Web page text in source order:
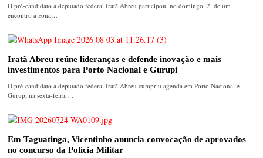
O pré-candidato a deputado federal Iratã Abreu participou, no domingo, 2, de um
encontro a zona…
Iratã Abreu reúne lideranças e defende inovação e mais
investimentos para Porto Nacional e Gurupi
O pré-candidato a deputado federal Iratã Abreu cumpriu agenda em Porto Nacional e
Gurupi na sexta-feira,…
Em Taguatinga, Vicentinho anuncia convocação de aprovados
no concurso da Polícia Militar